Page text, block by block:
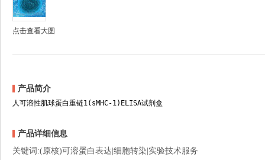
点击查看大图
产品简介
人可溶性肌球蛋白重链1(sMHC-1)ELISA试剂盒
产品详细信息
关键词:(原核)可溶蛋白表达|细胞转染|实验技术服务